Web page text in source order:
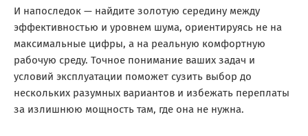
И напоследок — найдите золотую середину между
эффективностью и уровнем шума, ориентируясь не на
максимальные цифры, а на реальную комфортную
рабочую среду. Точное понимание ваших задач и
условий эксплуатации поможет сузить выбор до
нескольких разумных вариантов и избежать переплаты
за излишнюю мощность там, где она не нужна.